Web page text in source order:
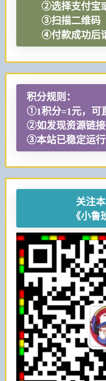
②选择支付宝
③扫描二维码
④付款成功后
积分规则：
①1积分=1元，可
②如发现资源链
③本站已稳定运
关注
《小鲁